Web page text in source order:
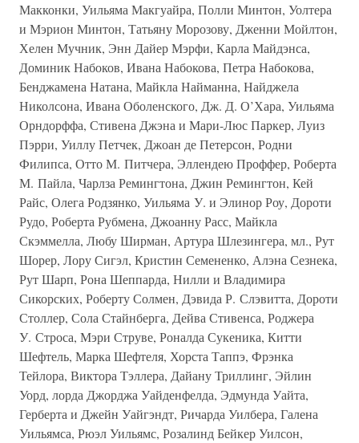
Макконки, Уильяма Макгуайра, Полли Минтон, Уолтера
и Мэрион Минтон, Татьяну Морозову, Дженни Мойлтон,
Хелен Мучник, Энн Дайер Мэрфи, Карла Майдэнса,
Доминик Набоков, Ивана Набокова, Петра Набокова,
Бенджамена Натана, Майкла Найманна, Найджела
Николсона, Ивана Оболенского, Дж. Д. О’Хара, Уильяма
Орндорффа, Стивена Джэна и Мари-Люс Паркер, Луиз
Пэрри, Уиллу Петчек, Джоан де Петерсон, Родни
Филипса, Отто М. Питчера, Эллендею Проффер, Роберта
М. Пайла, Чарлза Ремингтона, Джин Ремингтон, Кей
Райс, Олега Родзянко, Уильяма У. и Элинор Роу, Дороти
Рудо, Роберта Рубмена, Джоанну Расс, Майкла
Скэммелла, Любу Ширман, Артура Шлезингера, мл., Рут
Шорер, Лору Сигэл, Кристин Семененко, Алэна Сезнека,
Рут Шарп, Рона Шеппарда, Нилли и Владимира
Сикорских, Роберту Солмен, Дэвида Р. Слэвитта, Дороти
Столлер, Сола Стайнберга, Дейва Стивенса, Роджера
У. Строса, Мэри Струве, Роналда Сукеника, Китти
Шефтель, Марка Шефтеля, Хорста Таппэ, Фрэнка
Тейлора, Виктора Тэллера, Дайану Триллинг, Эйлин
Уорд, лорда Джорджа Уайденфелда, Эдмунда Уайта,
Герберта и Джейн Уайгэндт, Ричарда Уилбера, Галена
Уильямса, Рюэл Уильямс, Розалинд Бейкер Уилсон,